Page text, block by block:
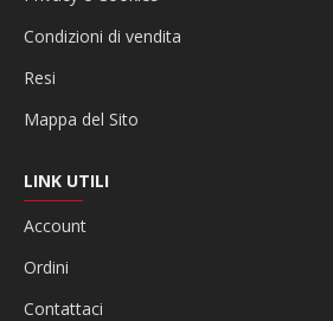
Condizioni di vendita
Resi
Mappa del Sito
LINK UTILI
Account
Ordini
Contattaci